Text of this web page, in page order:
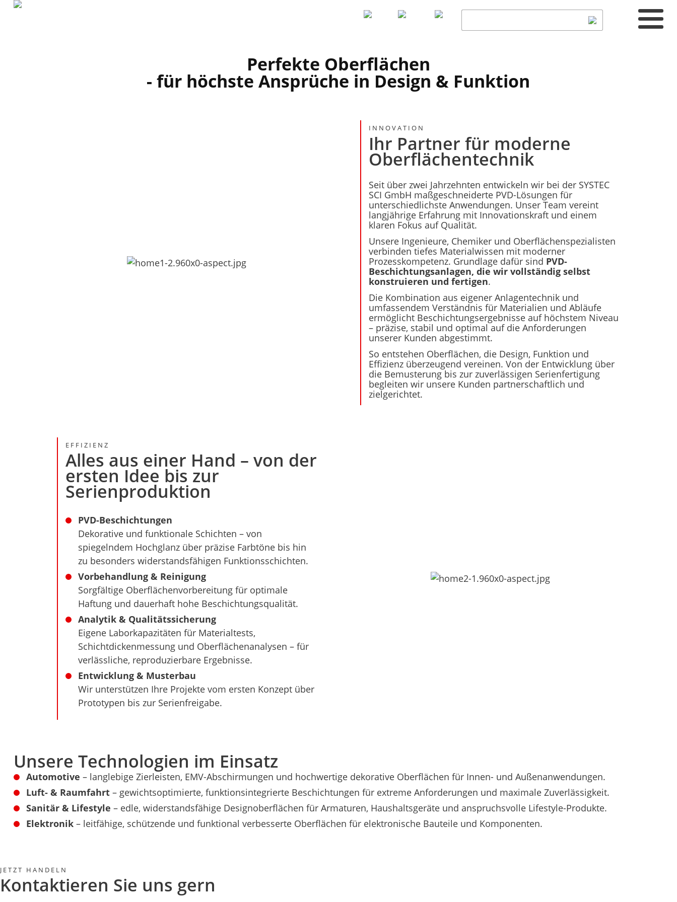
Perfekte Oberflächen
- für höchste Ansprüche in Design & Funktion
INNOVATION
Ihr Partner für moderne
Oberflächentechnik
Seit über zwei Jahrzehnten entwickeln wir bei der SYSTEC
SCI GmbH maßgeschneiderte PVD-Lösungen für
unterschiedlichste Anwendungen. Unser Team vereint
langjährige Erfahrung mit Innovationskraft und einem
klaren Fokus auf Qualität.
Unsere Ingenieure, Chemiker und Oberflächenspezialisten
verbinden tiefes Materialwissen mit moderner
Prozesskompetenz. Grundlage dafür sind PVD-
Beschichtungsanlagen, die wir vollständig selbst
konstruieren und fertigen.
Die Kombination aus eigener Anlagentechnik und
umfassendem Verständnis für Materialien und Abläufe
ermöglicht Beschichtungsergebnisse auf höchstem Niveau
– präzise, stabil und optimal auf die Anforderungen
unserer Kunden abgestimmt.
So entstehen Oberflächen, die Design, Funktion und
Effizienz überzeugend vereinen. Von der Entwicklung über
die Bemusterung bis zur zuverlässigen Serienfertigung
begleiten wir unsere Kunden partnerschaftlich und
zielgerichtet.
EFFIZIENZ
Alles aus einer Hand – von der
ersten Idee bis zur
Serienproduktion
PVD-Beschichtungen
Dekorative und funktionale Schichten – von
spiegelndem Hochglanz über präzise Farbtöne bis hin
zu besonders widerstandsfähigen Funktionsschichten.
Vorbehandlung & Reinigung
Sorgfältige Oberflächenvorbereitung für optimale
Haftung und dauerhaft hohe Beschichtungsqualität.
Analytik & Qualitätssicherung
Eigene Laborkapazitäten für Materialtests,
Schichtdickenmessung und Oberflächenanalysen – für
verlässliche, reproduzierbare Ergebnisse.
Entwicklung & Musterbau
Wir unterstützen Ihre Projekte vom ersten Konzept über
Prototypen bis zur Serienfreigabe.
Unsere Technologien im Einsatz
Automotive – langlebige Zierleisten, EMV-Abschirmungen und hochwertige dekorative Oberflächen für Innen- und Außenanwendungen.
Luft- & Raumfahrt– gewichtsoptimierte, funktionsintegrierte Beschichtungen für extreme Anforderungen und maximale Zuverlässigkeit.
Sanitär & Lifestyle – edle, widerstandsfähige Designoberflächen für Armaturen, Haushaltsgeräte und anspruchsvolle Lifestyle-Produkte.
Elektronik– leitfähige, schützende und funktional verbesserte Oberflächen für elektronische Bauteile und Komponenten.
JETZT HANDELN
Kontaktieren Sie uns gern